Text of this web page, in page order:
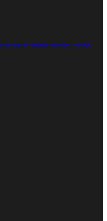
מתכוני סלטים מתכוני פשטידות